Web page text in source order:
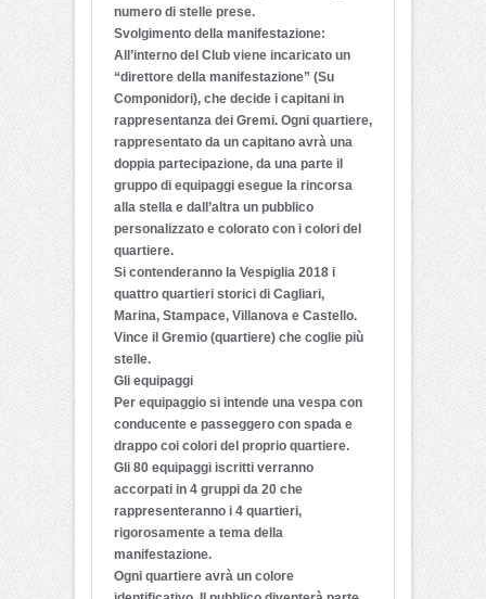
numero di stelle prese.
Svolgimento della manifestazione:
All’interno del Club viene incaricato un
“direttore della manifestazione” (Su
Componidori), che decide i capitani in
rappresentanza dei Gremi. Ogni quartiere,
rappresentato da un capitano avrà una
doppia partecipazione, da una parte il
gruppo di equipaggi esegue la rincorsa
alla stella e dall’altra un pubblico
personalizzato e colorato con i colori del
quartiere.
Si contenderanno la Vespiglia 2018 i
quattro quartieri storici di Cagliari,
Marina, Stampace, Villanova e Castello.
Vince il Gremio (quartiere) che coglie più
stelle.
Gli equipaggi
Per equipaggio si intende una vespa con
conducente e passeggero con spada e
drappo coi colori del proprio quartiere.
Gli 80 equipaggi iscritti verranno
accorpati in 4 gruppi da 20 che
rappresenteranno i 4 quartieri,
rigorosamente a tema della
manifestazione.
Ogni quartiere avrà un colore